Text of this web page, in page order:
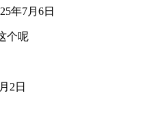
年7月6日
个呢
2日